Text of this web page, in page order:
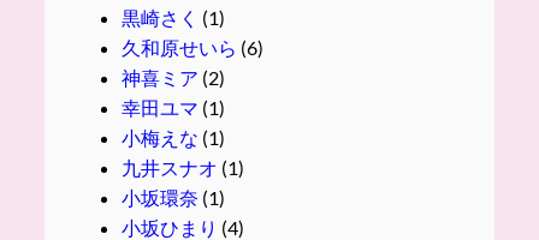
黒崎さく (1)
久和原せいら (6)
神喜ミア (2)
幸田ユマ (1)
小梅えな (1)
九井スナオ (1)
小坂環奈 (1)
小坂ひまり (4)